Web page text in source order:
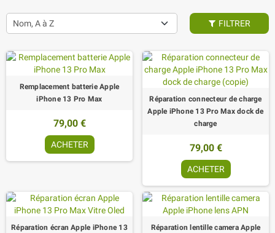
Nom, A à Z FILTRER
Remplacement batterie Apple
iPhone 13 Pro Max
79,00 €
ACHETER
Réparation connecteur de charge
Apple iPhone 13 Pro Max dock de
charge
79,00 €
ACHETER
Réparation écran Apple iPhone 13
Réparation lentille camera Apple